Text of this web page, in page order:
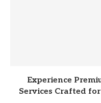
Experience
Services Crafted